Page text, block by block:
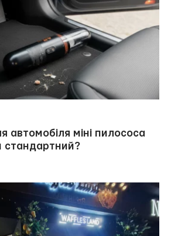
автомобіля міні пилососа
стандартний?